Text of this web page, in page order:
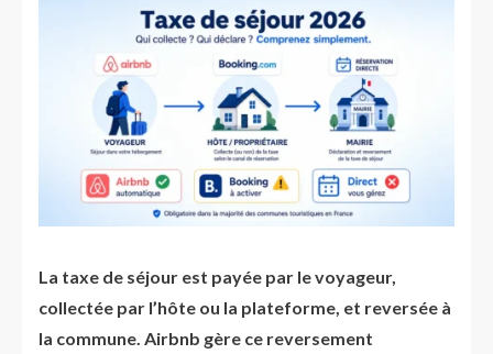
La taxe de séjour est payée par le voyageur,
collectée par l’hôte ou la plateforme, et reversée à
la commune. Airbnb gère ce reversement